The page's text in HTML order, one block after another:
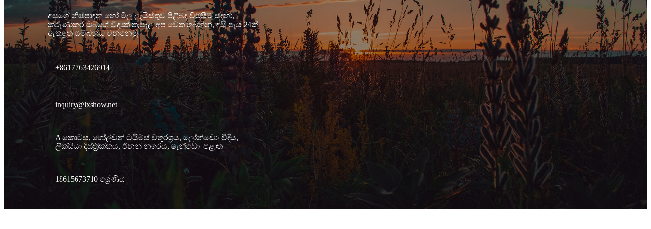
අපගේ නිෂ්පාදන හෝ මිල ලැයිස්තුව පිළිබඳ විමසීම් සඳහා,
කරුණාකර ඔබගේ විද්‍යුත් තැපෑල අප වෙත තබන්න, අපි පැය 24ක්
ඇතුළත සම්බන්ධ වන්නෙමු.
+8617763426914
inquiry@lxshow.net
A කොටස, ගෝල්ඩන් ටයිම්ස් චතුරශ්‍රය, ලෝන්ඩොං වීදිය,
ලික්සියා දිස්ත්‍රික්කය, ජිනන් නගරය, ෂැන්ඩොං පළාත
18615673710 ශ්‍රේණිය